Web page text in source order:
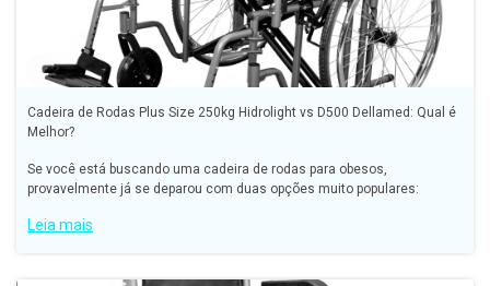
Cadeira de Rodas Plus Size 250kg Hidrolight vs D500 Dellamed: Qual é
Melhor?
Se você está buscando uma cadeira de rodas para obesos,
provavelmente já se deparou com duas opções muito populares:
Leia mais